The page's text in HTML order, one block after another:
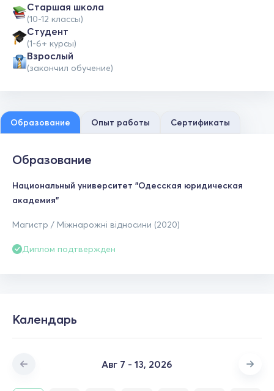
Cтаршая школа
(10-12 классы)
Студент
(1-6+ курсы)
Взрослый
(закончил обучение)
Образование Опыт работы Сертификаты
Образование
Национальный университет "Одесская юридическая
академия"
Магистр / Міжнарожні відносини (2020)
Диплом подтвержден
Календарь
Авг 7 - 13, 2026